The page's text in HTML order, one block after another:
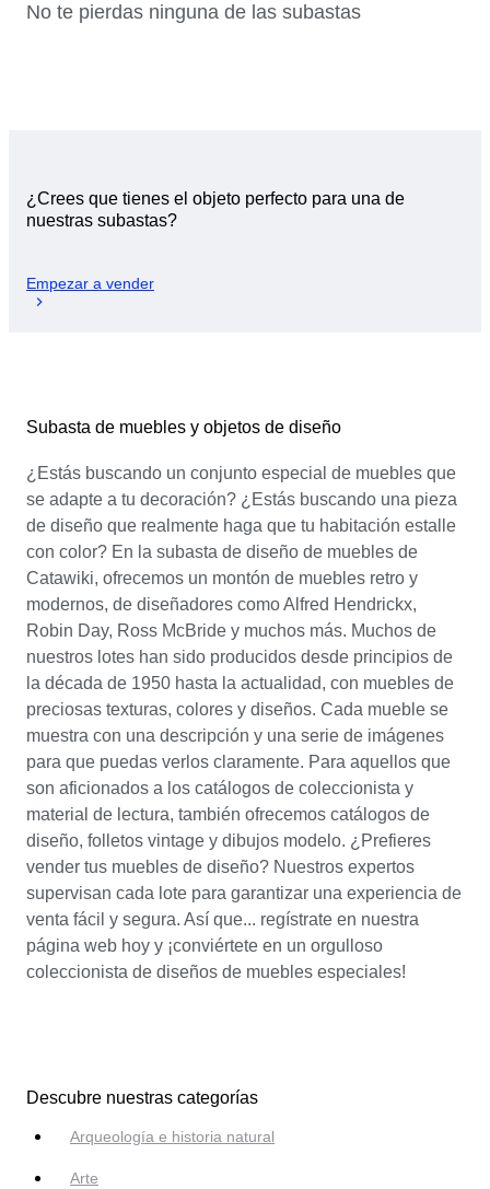
No te pierdas ninguna de las subastas
¿Crees que tienes el objeto perfecto para una de
nuestras subastas?
Empezar a vender
Subasta de muebles y objetos de diseño
¿Estás buscando un conjunto especial de muebles que
se adapte a tu decoración? ¿Estás buscando una pieza
de diseño que realmente haga que tu habitación estalle
con color? En la subasta de diseño de muebles de
Catawiki, ofrecemos un montón de muebles retro y
modernos, de diseñadores como Alfred Hendrickx,
Robin Day, Ross McBride y muchos más. Muchos de
nuestros lotes han sido producidos desde principios de
la década de 1950 hasta la actualidad, con muebles de
preciosas texturas, colores y diseños. Cada mueble se
muestra con una descripción y una serie de imágenes
para que puedas verlos claramente. Para aquellos que
son aficionados a los catálogos de coleccionista y
material de lectura, también ofrecemos catálogos de
diseño, folletos vintage y dibujos modelo. ¿Prefieres
vender tus muebles de diseño? Nuestros expertos
supervisan cada lote para garantizar una experiencia de
venta fácil y segura. Así que... regístrate en nuestra
página web hoy y ¡conviértete en un orgulloso
coleccionista de diseños de muebles especiales!
Descubre nuestras categorías
Arqueología e historia natural
Arte